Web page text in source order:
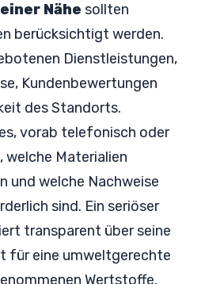
Nähe sollten
berücksichtigt werden.
Dienstleistungen,
Kundenbewertungen
des Standorts.
vorab telefonisch oder
welche Materialien
und welche Nachweise
sind. Ein seriöser
transparent über seine
für eine umweltgerechte
Wertstoffe.